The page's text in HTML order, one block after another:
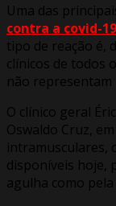
Uma das
contra a covid-19
tipo de reação é,
clínicos de todos
não representam
O clínico geral
Oswaldo Cruz,
intramusculares,
disponíveis hoje,
agulha como